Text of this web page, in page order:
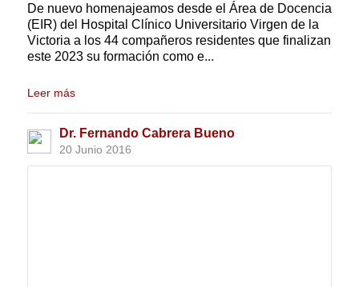
De nuevo homenajeamos desde el Área de Docencia
(EIR) del Hospital Clínico Universitario Virgen de la
Victoria a los 44 compañeros residentes que finalizan
este 2023 su formación como e...
Leer más
Dr. Fernando Cabrera Bueno
20 Junio 2016